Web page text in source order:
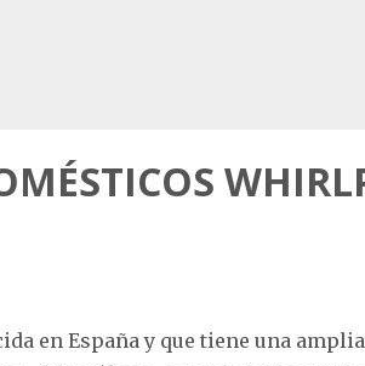
en España y que tiene una